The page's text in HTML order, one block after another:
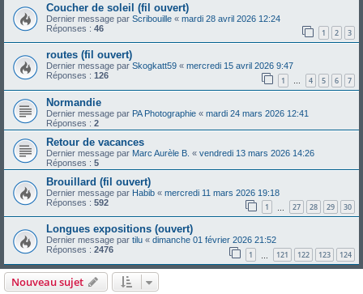
Coucher de soleil (fil ouvert)
Dernier message par Scribouille « mardi 28 avril 2026 12:24
Réponses : 46 1 2 3
routes (fil ouvert)
Dernier message par Skogkatt59 « mercredi 15 avril 2026 9:47
Réponses : 126 1 … 4 5 6 7
Normandie
Dernier message par PA Photographie « mardi 24 mars 2026 12:41
Réponses : 2
Retour de vacances
Dernier message par Marc Aurèle B. « vendredi 13 mars 2026 14:26
Réponses : 5
Brouillard (fil ouvert)
Dernier message par Habib « mercredi 11 mars 2026 19:18
Réponses : 592 1 27 28 29 30
Longues expositions (ouvert)
Dernier message par tilu « dimanche 01 février 2026 21:52
Réponses : 2476 1 121 122 123 124
Nouveau sujet